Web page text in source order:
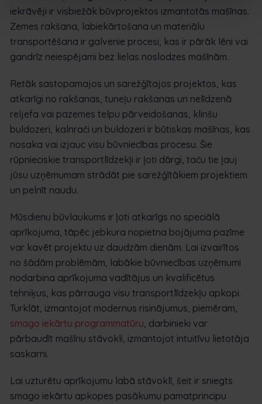
iekrāvēji ir visbiežāk būvprojektos izmantotās mašīnas.
Zemes rakšana, labiekārtošana un materiālu
transportēšana ir galvenie procesi, kas ir pārāk lēni vai
gandrīz neiespējami bez lielas noslodzes mašīnām.
Retāk sastopamajos un sarežģītajos projektos, kas
atkarīgi no rakšanas, tuneļu rakšanas un nelīdzenā
reljefa vai pazemes telpu pārveidošanas, klinšu
buldozeri, kalnrači un buldozeri ir būtiskas mašīnas, kas
nosaka vai izjauc visu būvniecības procesu. Šie
rūpnieciskie transportlīdzekļi ir ļoti dārgi, taču tie ļauj
jūsu uzņēmumam strādāt pie sarežģītākiem projektiem
un pelnīt naudu.
Mūsdienu būvlaukums ir ļoti atkarīgs no speciālā
aprīkojuma, tāpēc jebkura nopietna bojājuma pazīme
var kavēt projektu uz daudzām dienām. Lai izvairītos
no šādām problēmām, labākie būvniecības uzņēmumi
nodarbina aprīkojuma vadītājus un kvalificētus
tehniķus, kas pārrauga visu transportlīdzekļu apkopi.
Turklāt, izmantojot modernus risinājumus, piemēram,
smago iekārtu programmatūru , darbinieki var
pārbaudīt mašīnu stāvokli, izmantojot intuitīvu lietotāja
saskarni.
Lai uzturētu aprīkojumu labā stāvoklī, šeit ir sniegts
smago iekārtu apkopes pasākumu pamatprincipu